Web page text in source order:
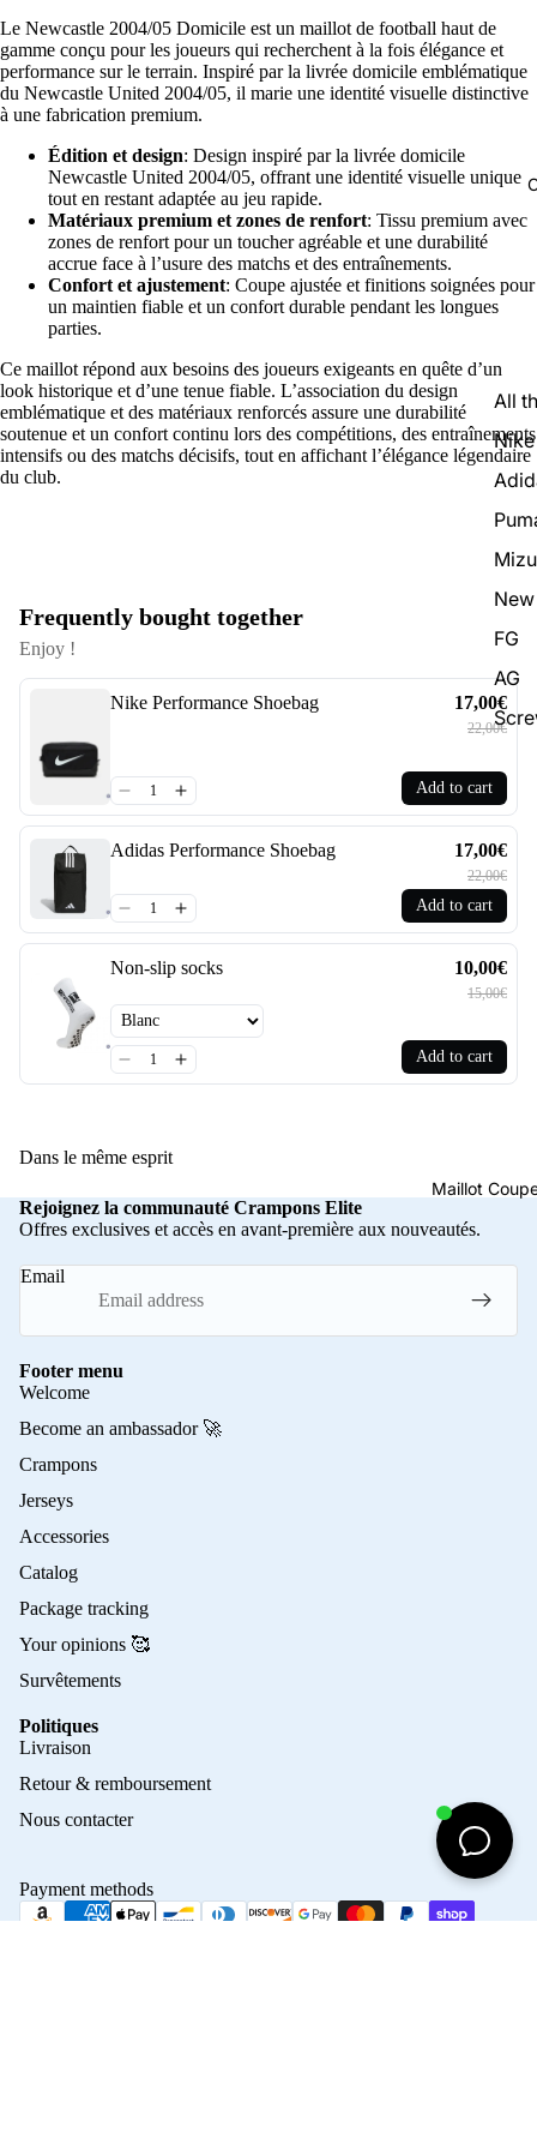
All
Nike
FG
AG
Maillot
Le Newcastle 2004/05 Domicile est un maillot de football haut de
gamme conçu pour les joueurs qui recherchent à la fois élégance et
performance sur le terrain. Inspiré par la livrée domicile emblématique
du Newcastle United 2004/05, il marie une identité visuelle distinctive
à une fabrication premium.
Édition et design: Design inspiré par la livrée domicile
Newcastle United 2004/05, offrant une identité visuelle unique
tout en restant adaptée au jeu rapide.
Matériaux premium et zones de renfort: Tissu premium avec
zones de renfort pour un toucher agréable et une durabilité
accrue face à l’usure des matchs et des entraînements.
Confort et ajustement: Coupe ajustée et finitions soignées pour
un maintien fiable et un confort durable pendant les longues
parties.
Ce maillot répond aux besoins des joueurs exigeants en quête d’un
look historique et d’une tenue fiable. L’association du design
emblématique et des matériaux renforcés assure une durabilité
soutenue et un confort continu lors des compétitions, des entraînements
intensifs ou des matchs décisifs, tout en affichant l’élégance légendaire
du club.
Frequently bought together
Enjoy !
Nike Performance Shoebag 17,00€
22,00€
Add to cart
Adidas Performance Shoebag 17,00€
22,00€
Add to cart
Non-slip socks 10,00€
15,00€
Add to cart
Dans le même esprit
Rejoignez la communauté Crampons Elite
Offres exclusives et accès en avant-première aux nouveautés.
Email
Footer menu
Welcome
Become an ambassador 🚀
Crampons
Jerseys
Accessories
Catalog
Package tracking
Your opinions 🥰
Survêtements
Politiques
Livraison
Retour & remboursement
Nous contacter
Payment methods
Terms of sale